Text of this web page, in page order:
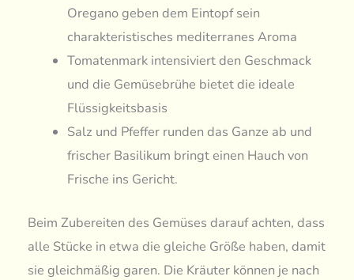
Oregano geben dem Eintopf sein
charakteristisches mediterranes Aroma
Tomatenmark intensiviert den Geschmack
und die Gemüsebrühe bietet die ideale
Flüssigkeitsbasis
Salz und Pfeffer runden das Ganze ab und
frischer Basilikum bringt einen Hauch von
Frische ins Gericht.
Beim Zubereiten des Gemüses darauf achten, dass
alle Stücke in etwa die gleiche Größe haben, damit
sie gleichmäßig garen. Die Kräuter können je nach